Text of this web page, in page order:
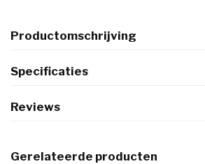
Productomschrijving
Specificaties
Reviews
Gerelateerde producten